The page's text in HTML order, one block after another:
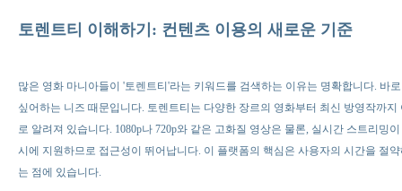
토렌트티 이해하기: 컨텐츠 이용의 새로운 기준
많은 영화 마니아들이 '토렌트티'라는 키워드를 검색하는 이유는 명확합니다. 바
싶어하는 니즈 때문입니다. 토렌트티는 다양한 장르의 영화부터 최신 방영작까
로 알려져 있습니다. 1080p나 720p와 같은 고화질 영상은 물론, 실시간 스트리밍
시에 지원하므로 접근성이 뛰어납니다. 이 플랫폼의 핵심은 사용자의 시간을 절
는 점에 있습니다.